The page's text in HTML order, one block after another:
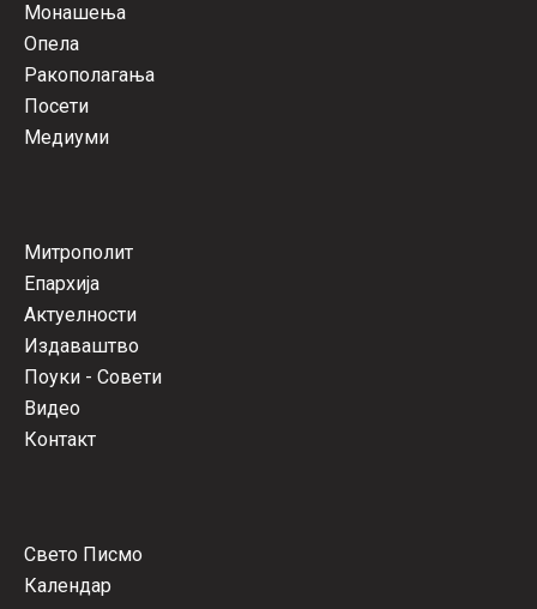
Монашења
Опела
Ракополагања
Посети
Медиуми
Митрополит
Епархија
Актуелности
Издаваштво
Поуки - Совети
Видео
Контакт
Свето Писмо
Календар